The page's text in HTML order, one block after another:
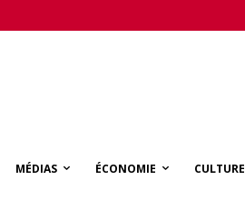
MÉDIAS ÉCONOMIE CULTURE